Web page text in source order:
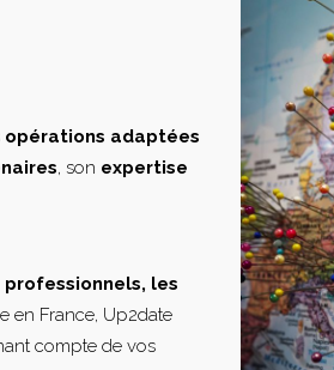
opérations adaptées
, son expertise
professionnels, les
en France, Up2date
compte de vos